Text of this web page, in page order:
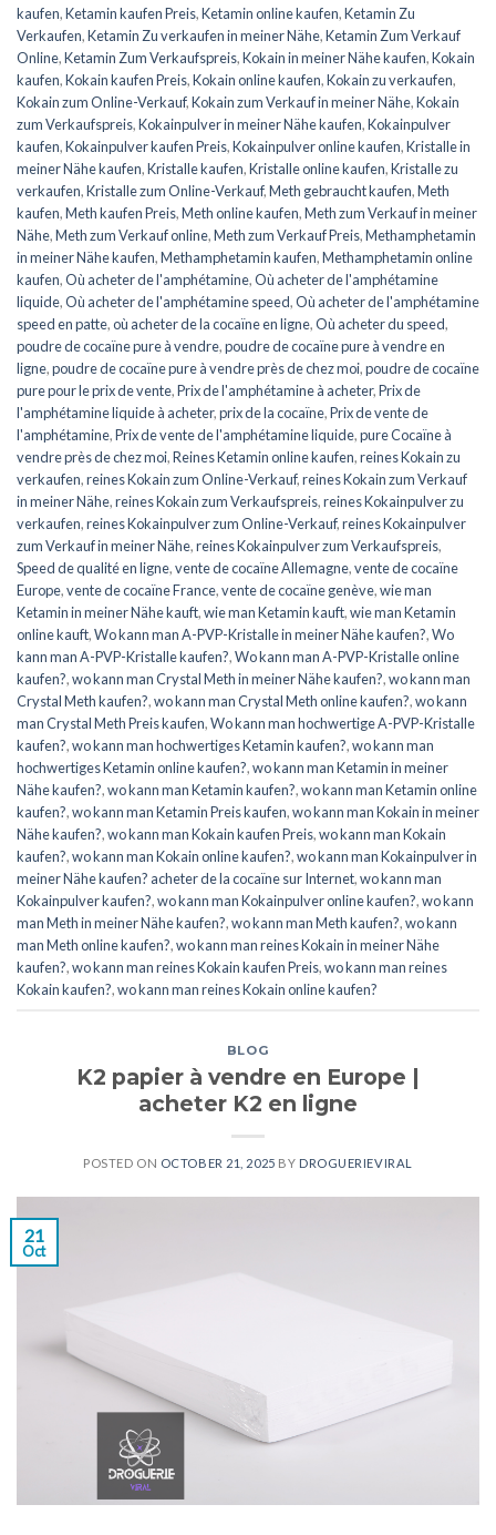
kaufen,Ketamin kaufen Preis,Ketamin online kaufen,Ketamin Zu
Verkaufen,Ketamin Zu verkaufen in meiner Nähe,Ketamin Zum Verkauf
Online,Ketamin Zum Verkaufspreis,Kokain in meiner Nähe kaufen,Kokain
kaufen,Kokain kaufen Preis,Kokain online kaufen,Kokain zu verkaufen,
Kokain zum Online-Verkauf,Kokain zum Verkauf in meiner Nähe,Kokain
zum Verkaufspreis,Kokainpulver in meiner Nähe kaufen,Kokainpulver
kaufen,Kokainpulver kaufen Preis,Kokainpulver online kaufen,Kristalle in
meiner Nähe kaufen,Kristalle kaufen,Kristalle online kaufen,Kristalle zu
verkaufen,Kristalle zum Online-Verkauf,Meth gebraucht kaufen,Meth
kaufen,Meth kaufen Preis,Meth online kaufen,Meth zum Verkauf in meiner
Nähe,Meth zum Verkauf online,Meth zum Verkauf Preis,Methamphetamin
in meiner Nähe kaufen,Methamphetamin kaufen,Methamphetamin online
kaufen,Où acheter de l'amphétamine,Où acheter de l'amphétamine
liquide,Où acheter de l'amphétamine speed,Où acheter de l'amphétamine
speed en patte,où acheter de la cocaïne en ligne,Où acheter du speed,
poudre de cocaïne pure à vendre,poudre de cocaïne pure à vendre en
ligne,poudre de cocaïne pure à vendre près de chez moi,poudre de cocaïne
pure pour le prix de vente,Prix de l'amphétamine à acheter,Prix de
l'amphétamine liquide à acheter,prix de la cocaïne,Prix de vente de
l'amphétamine,Prix de vente de l'amphétamine liquide,pure Cocaïne à
vendre près de chez moi,Reines Ketamin online kaufen,reines Kokain zu
verkaufen,reines Kokain zum Online-Verkauf,reines Kokain zum Verkauf
in meiner Nähe,reines Kokain zum Verkaufspreis,reines Kokainpulver zu
verkaufen,reines Kokainpulver zum Online-Verkauf,reines Kokainpulver
zum Verkauf in meiner Nähe,reines Kokainpulver zum Verkaufspreis,
Speed de qualité en ligne,vente de cocaïne Allemagne,vente de cocaïne
Europe,vente de cocaïne France,vente de cocaïne genève,wie man
Ketamin in meiner Nähe kauft,wie man Ketamin kauft,wie man Ketamin
online kauft,Wo kann man A-PVP-Kristalle in meiner Nähe kaufen?,Wo
kann man A-PVP-Kristalle kaufen?,Wo kann man A-PVP-Kristalle online
kaufen?,wo kann man Crystal Meth in meiner Nähe kaufen?,wo kann man
Crystal Meth kaufen?,wo kann man Crystal Meth online kaufen?,wo kann
man Crystal Meth Preis kaufen,Wo kann man hochwertige A-PVP-Kristalle
kaufen?,wo kann man hochwertiges Ketamin kaufen?,wo kann man
hochwertiges Ketamin online kaufen?,wo kann man Ketamin in meiner
Nähe kaufen?,wo kann man Ketamin kaufen?,wo kann man Ketamin online
kaufen?,wo kann man Ketamin Preis kaufen,wo kann man Kokain in meiner
Nähe kaufen?,wo kann man Kokain kaufen Preis,wo kann man Kokain
kaufen?,wo kann man Kokain online kaufen?,wo kann man Kokainpulver in
meiner Nähe kaufen? acheter de la cocaïne sur Internet,wo kann man
Kokainpulver kaufen?,wo kann man Kokainpulver online kaufen?,wo kann
man Meth in meiner Nähe kaufen?,wo kann man Meth kaufen?,wo kann
man Meth online kaufen?,wo kann man reines Kokain in meiner Nähe
kaufen?,wo kann man reines Kokain kaufen Preis,wo kann man reines
Kokain kaufen?,wo kann man reines Kokain online kaufen?
BLOG
K2 papier à vendre en Europe |
acheter K2 en ligne
POSTED ON OCTOBER 21, 2025 BY DROGUERIEVIRAL
21
Oct